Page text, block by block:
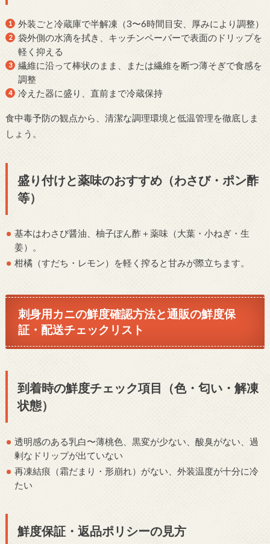
外装ごと冷蔵庫で半解凍（3〜6時間目安、厚みにより調整）
袋外側の水滴を拭き、キッチンペーパーで表面のドリップを
軽く抑える
繊維に沿って棒状のまま、または繊維を断つ薄そぎで食感を
調整
冷えた器に盛り、直前まで冷蔵保持
食中毒予防の観点から、清潔な調理環境と低温管理を徹底しま
しょう。
盛り付けと薬味のおすすめ（わさび・ポン酢
等）
基本はわさび醤油、柚子ぽん酢＋薬味（大葉・小ねぎ・生
姜）。
柑橘（すだち・レモン）を軽く搾ると甘みが際立ちます。
刺身用カニの鮮度確認方法と通販の鮮度保
証・配送チェックリスト
到着時の鮮度チェック項目（色・匂い・解凍
状態）
透明感のある乳白〜薄桃色、黒変が少ない、酸臭がない、過
剰なドリップが出ていない
再凍結痕（霜だまり・形崩れ）がない、外装温度が十分に冷
たい
鮮度保証・返品ポリシーの見方